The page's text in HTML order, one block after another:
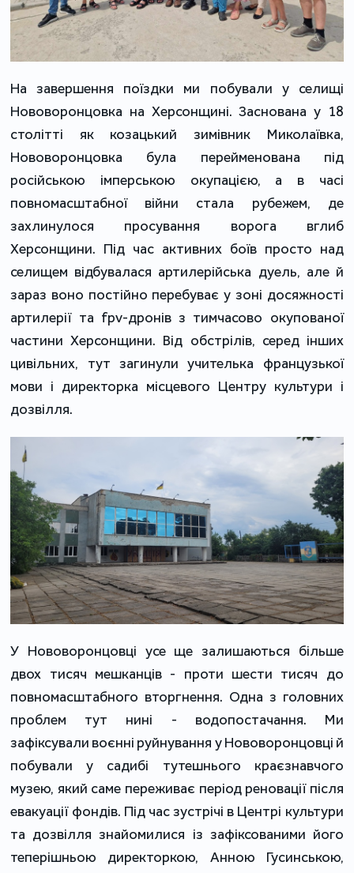
На завершення поїздки ми побували у селищі
Нововоронцовка на Херсонщині. Заснована у 18
столітті як козацький зимівник Миколаївка,
Нововоронцовка була перейменована під
російською імперською окупацією, а в часі
повномасштабної війни стала рубежем, де
захлинулося просування ворога вглиб
Херсонщини. Під час активних боїв просто над
селищем відбувалася артилерійська дуель, але й
зараз воно постійно перебуває у зоні досяжності
артилерії та fpv-дронів з тимчасово окупованої
частини Херсонщини. Від обстрілів, серед інших
цивільних, тут загинули учителька французької
мови і директорка місцевого Центру культури і
дозвілля.
У Нововоронцовці усе ще залишаються більше
двох тисяч мешканців - проти шести тисяч до
повномасштабного вторгнення. Одна з головних
проблем тут нині - водопостачання. Ми
зафіксували воєнні руйнування у Нововоронцовці й
побували у садибі тутешнього краєзнавчого
музею, який саме переживає період реновації після
евакуації фондів. Під час зустрічі в Центрі культури
та дозвілля знайомилися із зафіксованими його
теперішньою директоркою, Анною Гусинською,